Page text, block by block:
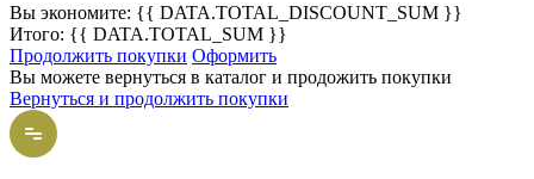
Вы экономите: {{ DATA.TOTAL_DISCOUNT_SUM }}
Итого: {{ DATA.TOTAL_SUM }}
Продолжить покупки Оформить
Вы можете вернуться в каталог и продожить покупки
Вернуться и продолжить покупки